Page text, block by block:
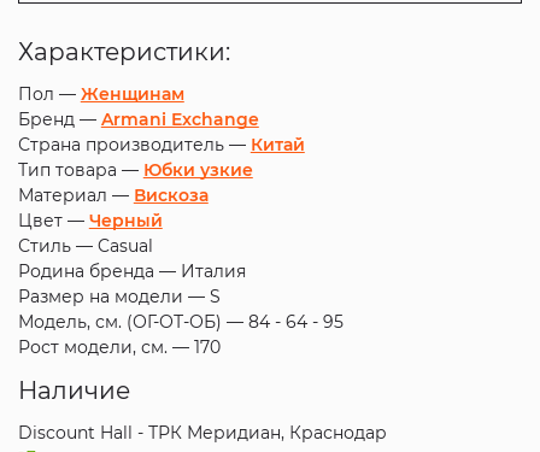
Характеристики:
Пол — Женщинам
Бренд — Armani Exchange
Страна производитель — Китай
Тип товара — Юбки узкие
Материал — Вискоза
Цвет — Черный
Стиль — Casual
Родина бренда — Италия
Размер на модели — S
Модель, см. (ОГ-ОТ-ОБ) — 84 - 64 - 95
Рост модели, см. — 170
Наличие
Discount Hall - ТРК Меридиан, Краснодар